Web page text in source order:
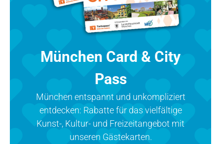
München Card & City
Pass
München entspannt und unkompliziert
entdecken: Rabatte für das vielfältige
Kunst-, Kultur- und Freizeitangebot mit
unseren Gästekarten.